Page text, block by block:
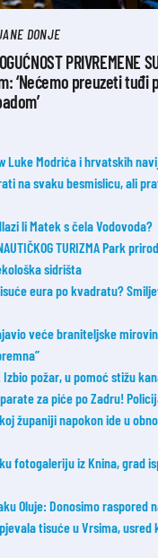
DONJE
PRIVREMENE
‘Nećemo preuzeti tuđi
Luke Modrića i hrvatskih
na svaku besmislicu, ali
li Matek s čela Vodovoda?
TURIZMA Park
sidrišta
eura po kvadratu?
veće braniteljske
Izbio požar, u pomoć stižu
za piće po Zadru!
županiji napokon ide u
fotogaleriju iz Knina, grad
Oluje: Donosimo raspored
tisuće u Vrsima,